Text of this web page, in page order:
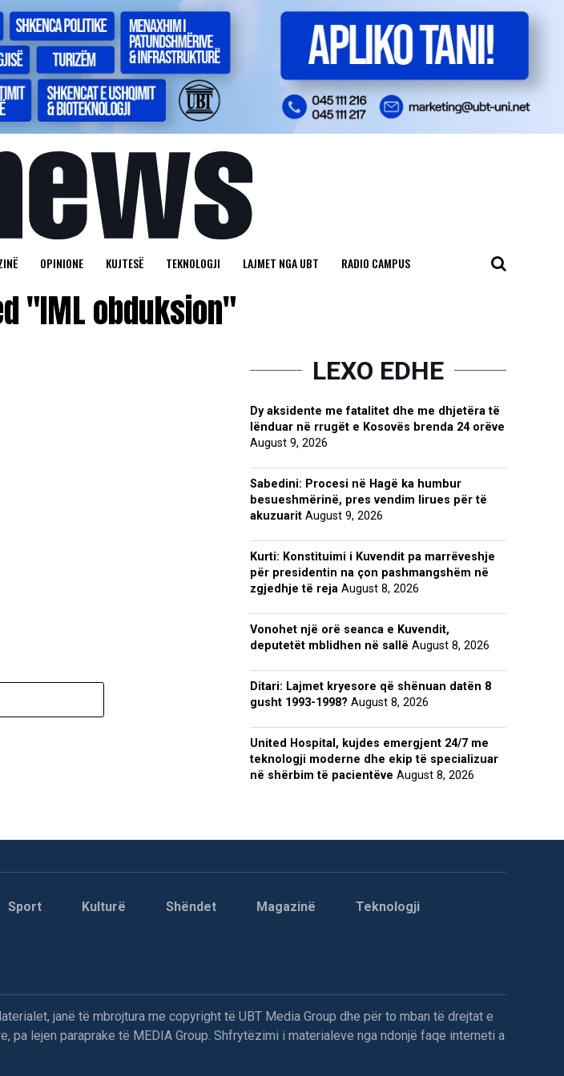
OPINIONE KUJTESË TEKNOLOGJI LAJMET NGA UBT RADIO CAMPUS
"IML obduksion"
LEXO EDHE
Dy aksidente me fatalitet dhe me dhjetëra të
lënduar në rrugët e Kosovës brenda 24 orëve
August 9, 2026
Sabedini: Procesi në Hagë ka humbur
besueshmërinë, pres vendim lirues për të
akuzuarit August 9, 2026
Kurti: Konstituimi i Kuvendit pa marrëveshje
për presidentin na çon pashmangshëm në
zgjedhje të reja August 8, 2026
Vonohet një orë seanca e Kuvendit,
deputetët mblidhen në sallë August 8, 2026
Ditari: Lajmet kryesore që shënuan datën 8
gusht 1993-1998? August 8, 2026
United Hospital, kujdes emergjent 24/7 me
teknologji moderne dhe ekip të specializuar
në shërbim të pacientëve August 8, 2026
Sport Kulturë Shëndet Magazinë Teknologji
janë të mbrojtura me copyright të UBT Media Group dhe për to mban të drejtat e
lejen paraprake të MEDIA Group. Shfrytëzimi i materialeve nga ndonjë faqe interneti a